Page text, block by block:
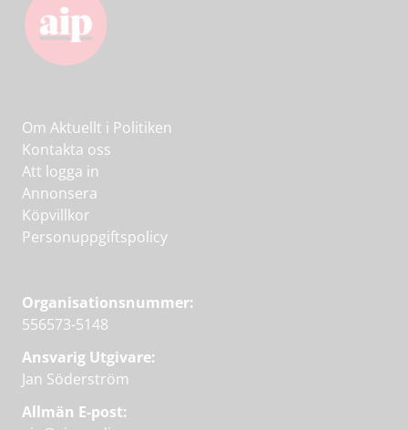
Om Aktuellt i Politiken
Kontakta oss
Att logga in
Annonsera
Köpvillkor
Personuppgiftspolicy
Organisationsnummer:
556573-5148
Ansvarig Utgivare:
Jan Söderström
Allmän E-post: